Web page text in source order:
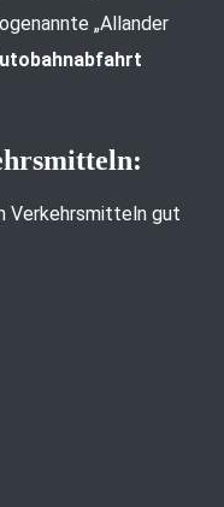
„Allander
Verkehrsmitteln gut